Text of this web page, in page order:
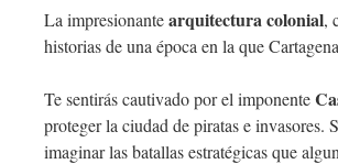
La impresionantearquitectura colonial,
historias de una época en la que
Te sentirás cautivado por el imponente
proteger la ciudad de piratas e invasores.
imaginar las batallas estratégicas que